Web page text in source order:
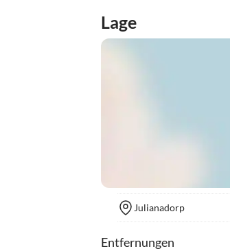
Lage
Julianadorp
Entfernungen